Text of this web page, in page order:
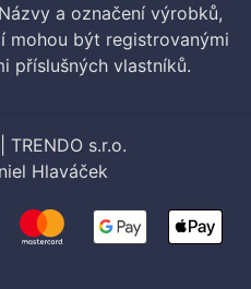
a označení výrobků,
mohou být registrovanými
příslušných vlastníků.
s.r.o.
Hlaváček